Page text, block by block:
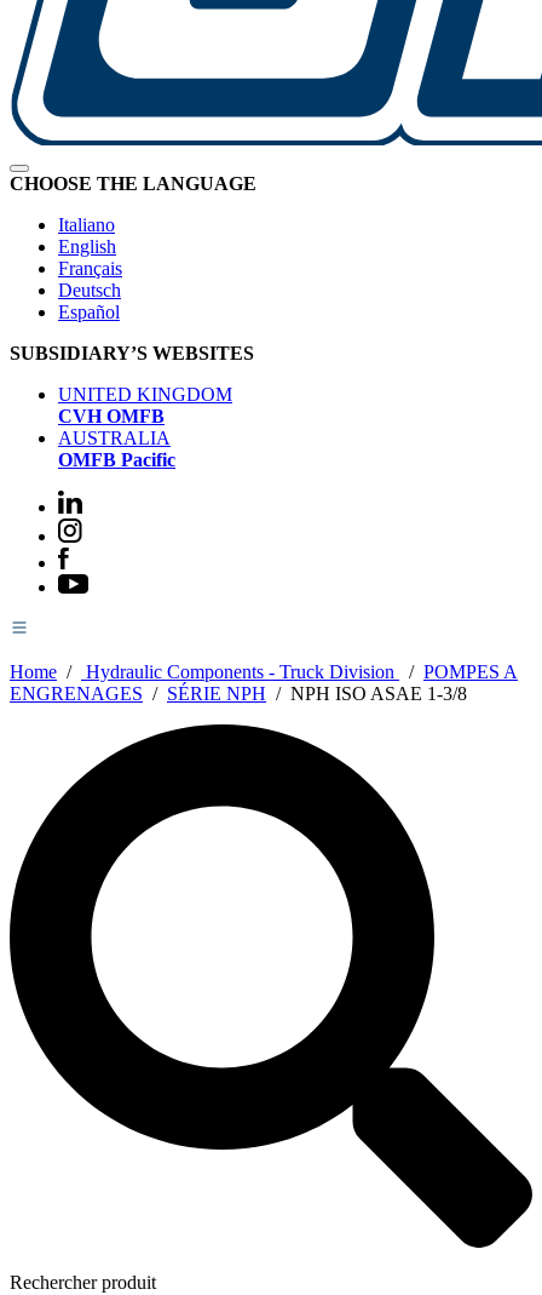
CHOOSE THE LANGUAGE
Italiano
English
Français
Deutsch
Español
SUBSIDIARY’S WEBSITES
UNITED KINGDOM
CVH OMFB
AUSTRALIA
OMFB Pacific
Home / Hydraulic Components - Truck Division / POMPES A
ENGRENAGES / SÉRIE NPH / NPH ISO ASAE 1-3/8
Rechercher produit